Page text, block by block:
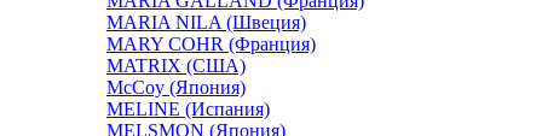
MARIA NILA (Швеция)
MARY COHR (Франция)
MATRIX (США)
McCoy (Япония)
MELINE (Испания)
MELSMON (Япония)